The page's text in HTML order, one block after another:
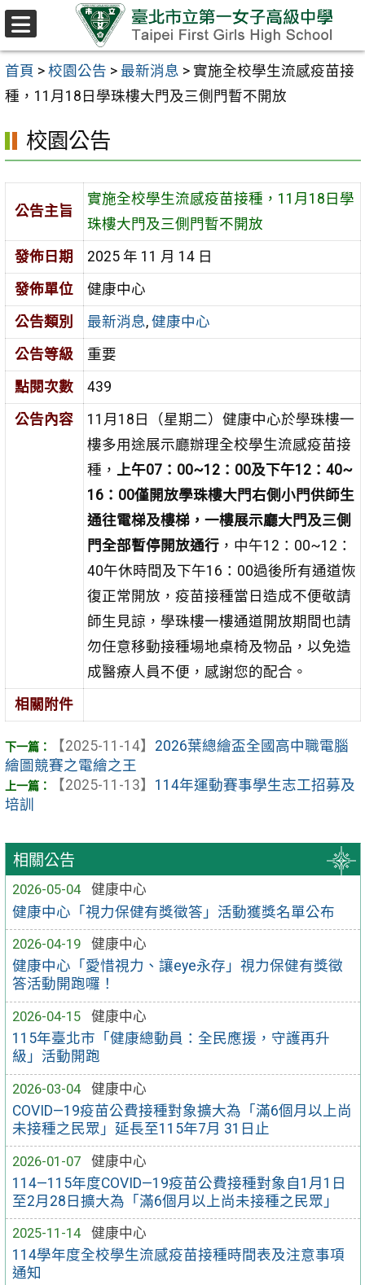
跳至主要內容區
首頁 > 校園公告 > 最新消息 > 實施全校學生流感疫苗接
種，11月18日學珠樓大門及三側門暫不開放
相關公告
2026-05-04
健康中心
健康中心「視力保健有獎徵答」活動獲獎名單公布
2026-04-19
健康中心
健康中心「愛惜視力、讓eye永存」視力保健有獎徵
答活動開跑囉！
2026-04-15
健康中心
115年臺北市「健康總動員：全民應援，守護再升
級」活動開跑
2026-03-04
健康中心
COVID—19疫苗公費接種對象擴大為「滿6個月以上尚
未接種之民眾」延長至115年7月 31日止
2026-01-07
健康中心
114—115年度COVID—19疫苗公費接種對象自1月1日
至2月28日擴大為「滿6個月以上尚未接種之民眾」
2025-11-14
健康中心
114學年度全校學生流感疫苗接種時間表及注意事項
通知
校園公告
公告主旨
實施全校學生流感疫苗接種，11月18日學
珠樓大門及三側門暫不開放
發佈日期
2025 年 11 月 14 日
發佈單位
健康中心
公告類別
最新消息, 健康中心
公告等級
重要
點閱次數
439
公告內容
11月18日（星期二）健康中心於學珠樓一
樓多用途展示廳辦理全校學生流感疫苗接
種， 上午07：00~12：00及下午12：40~
16：00僅開放學珠樓大門右側小門供師生
通往電梯及樓梯，一樓展示廳大門及三側
門全部暫停開放通行，中午12：00~12：
40午休時間及下午16：00過後所有通道恢
復正常開放，疫苗接種當日造成不便敬請
師生見諒，學珠樓一樓通道開放期間也請
勿任意移動接種場地桌椅及物品，以免造
成醫療人員不便，感謝您的配合。
相關附件
【2025-11-14】 2026葉總繪盃全國高中職電腦
繪圖競賽之電繪之王
【2025-11-13】 114年運動賽事學生志工招募及
培訓
選
單